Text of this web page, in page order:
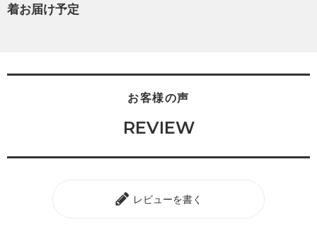
着お届け予定
お客様の声
REVIEW
レビューを書く